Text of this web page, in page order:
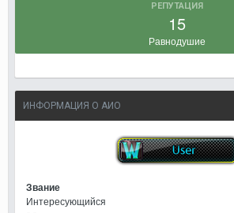
РЕПУТАЦИЯ
15
Равнодушие
ИНФОРМАЦИЯ О АИО
Звание
Интересующийся